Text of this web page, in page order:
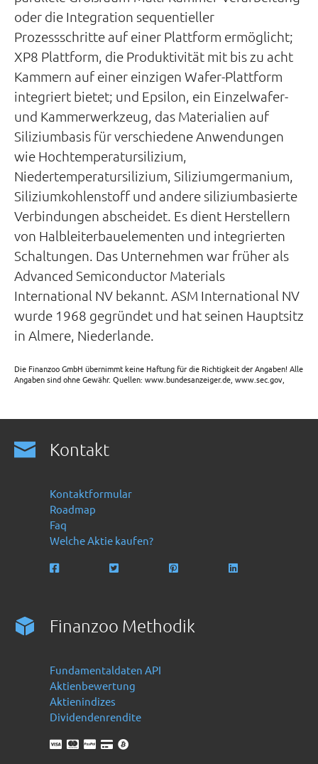
oder die Integration sequentieller
Prozessschritte auf einer Plattform ermöglicht;
XP8 Plattform, die Produktivität mit bis zu acht
Kammern auf einer einzigen Wafer-Plattform
integriert bietet; und Epsilon, ein Einzelwafer-
und Kammerwerkzeug, das Materialien auf
Siliziumbasis für verschiedene Anwendungen
wie Hochtemperatursilizium,
Niedertemperatursilizium, Siliziumgermanium,
Siliziumkohlenstoff und andere siliziumbasierte
Verbindungen abscheidet. Es dient Herstellern
von Halbleiterbauelementen und integrierten
Schaltungen. Das Unternehmen war früher als
Advanced Semiconductor Materials
International NV bekannt. ASM International NV
wurde 1968 gegründet und hat seinen Hauptsitz
in Almere, Niederlande.
Die Finanzoo GmbH übernimmt keine Haftung für die Richtigkeit der Angaben! Alle
Angaben sind ohne Gewähr. Quellen: www.bundesanzeiger.de, www.sec.gov,
Kontakt
Kontaktformular
Roadmap
Faq
Welche Aktie kaufen?
Finanzoo Methodik
Fundamentaldaten API
Aktienbewertung
Aktienindizes
Dividendenrendite